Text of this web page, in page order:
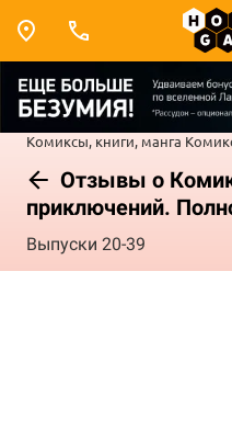
Комиксы, книги, манга
Отзывы о
приключений.
Выпуски 20-39